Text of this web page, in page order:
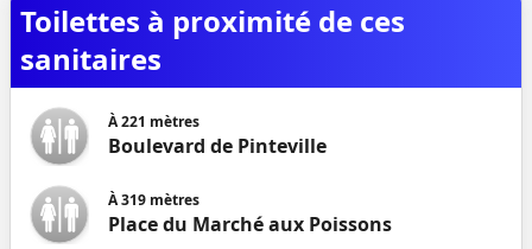
Toilettes à proximité de ces
sanitaires
À221 mètres
Boulevard de Pinteville
À319 mètres
Place du Marché aux Poissons